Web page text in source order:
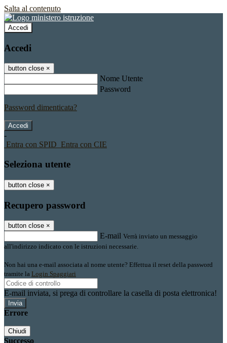
Salta al contenuto
Accedi
Accedi
button close ×
Nome Utente
Password
Password dimenticata?
-
Entra con SPID Entra con CIE
Seleziona utente
button close ×
Recupero password
button close ×
E-mail Verrà inviato un messaggio
all'indirizzo indicato con le istruzioni necessarie.
Non hai una e-mail associata al nome utente? Effettua il reset della password
tramite la Login Spaggiari
E-mail inviata, si prega di controllare la casella di posta elettronica!
Errore
Chiudi
Successo